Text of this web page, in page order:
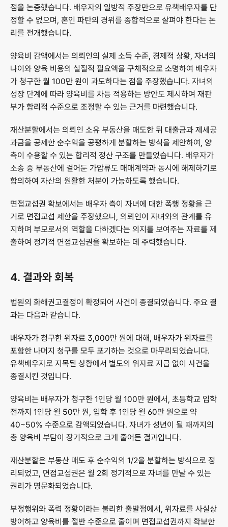
점을 논증했습니다. 배우자의 일방적 주장만으로 유책배우자를 단
정할 수 없으며, 혼인 파탄의 경위를 종합적으로 살펴야 한다는 논
리를 전개했습니다.
양육비 감액에서는 의뢰인의 실제 소득 수준, 경제적 상황, 자녀의
나이와 양육 비용의 실질적 필요액을 구체적으로 소명하여 배우자
가 청구한 월 100만 원이 과도하다는 점을 주장했습니다. 자녀의
성장 단계에 따라 양육비를 차등 적용하는 방안도 제시하여 재판
부가 합리적 수준으로 조정할 수 있는 근거를 마련했습니다.
재산분할에서는 의뢰인 소유 부동산을 매도한 뒤 대출금과 제세공
과금을 공제한 순수익을 공평하게 분할하는 방식을 제안하여, 양
측이 수용할 수 있는 합리적 정산 구조를 만들었습니다. 배우자가
소송 중 부동산에 걸어둔 가압류도 매매계약과 동시에 해제하기로
합의하여 자산의 원활한 처분이 가능하도록 했습니다.
면접교섭권 확보에서는 배우자 측이 자녀에 대한 폭행 정황을 근
거로 면접교섭 제한을 주장했으나, 의뢰인이 자녀와의 관계를 유
지하며 부모로서의 역할을 다하겠다는 의지를 보여주는 자료를 제
출하여 정기적 면접교섭권을 확보하는 데 주력했습니다.
4. 결과와 회복
법원의 화해권고결정이 확정되어 사건이 종결되었습니다. 주요 결
과는 다음과 같습니다.
배우자가 청구한 위자료 3,000만 원에 대해, 배우자가 위자료를
포함한 나머지 청구를 모두 포기하는 것으로 마무리되었습니다.
유책배우자로 지목된 상황에서 별도의 위자료 지급 없이 사건을
종결시킨 것입니다.
양육비는 배우자가 청구한 1인당 월 100만 원에서, 초등학교 입학
전까지 1인당 월 50만 원, 입학 후 1인당 월 60만 원으로 약
40~50% 수준으로 감액되었습니다. 자녀가 성년이 될 때까지의
총 양육비 부담이 장기적으로 크게 줄어든 결과입니다.
재산분할은 부동산 매도 후 순수익의 1/2을 분할하는 방식으로 정
리되었고, 면접교섭권은 월 2회 정기적으로 자녀를 만날 수 있는
권리가 명문화되었습니다.
부정행위와 폭력 정황이라는 불리한 출발점에서, 위자료를 사실상
방어하고 양육비를 절반 수준으로 줄이며 면접교섭권까지 확보한